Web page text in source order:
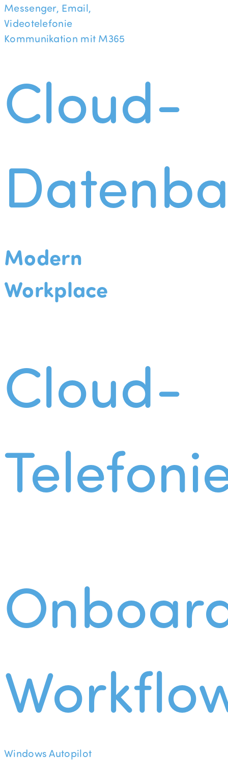
Messenger, Email,
Videotelefonie
Kommunikation mit M365
Cloud-
Modern
Workplace
Cloud-
Windows Autopilot